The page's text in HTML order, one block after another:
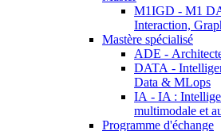
M1IGD - M1
Interaction,
Mastère spécialisé
ADE -
DATA -
Data & MLops
IA - IA :
multimodale et
Programme d'échange